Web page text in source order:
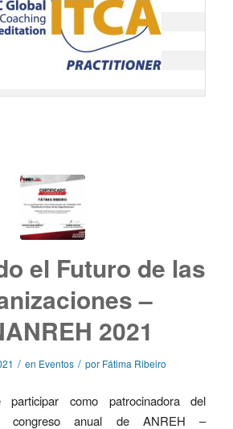
el Futuro de las
–
2021
/ en Eventos / por Fátima Ribeiro
como patrocinadora del
congreso anual de ANREH –